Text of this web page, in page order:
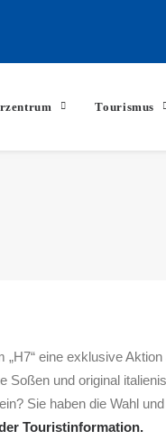
Tourismus
eine exklusive
und original
Sie haben die Wahl
Touristinformation.